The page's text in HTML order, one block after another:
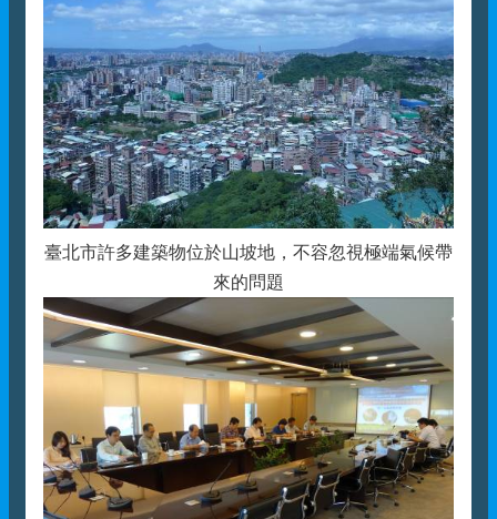
臺北市許多建築物位於山坡地，不容忽視極端氣候帶
來的問題